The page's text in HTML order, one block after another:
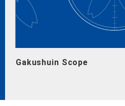
Gakushuin Scope